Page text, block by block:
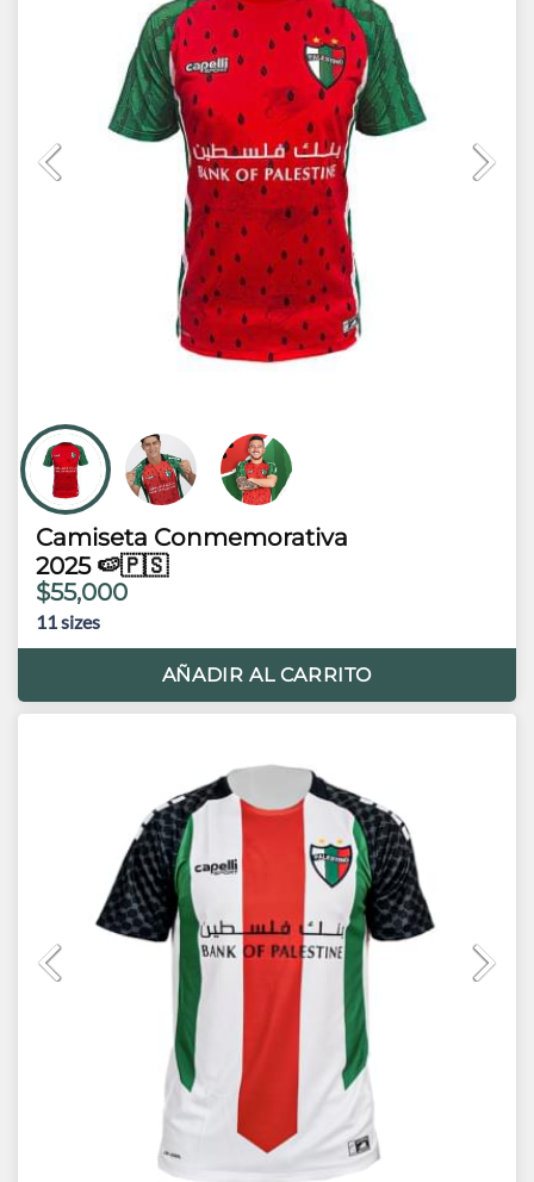
Camiseta Conmemorativa
2025 🍉🇵🇸
$55,000
11 sizes
AÑADIR AL CARRITO